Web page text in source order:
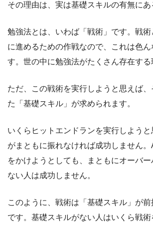
その理由は、実は基礎スキルの有無にあ
勉強法とは、いわば「戦術」です。戦術
に進めるための作戦なので、これは色ん
す。世の中に勉強法がたくさん存在する
ただ、この戦術を実行しようと思えば
た「基礎スキル」が求められます。
いくらヒットエンドランを実行しようと
がまともに振れなければ成功しません
をかけようとしても、まともにオーバ
ない人は成功しません。
このように、戦術は「基礎スキル」が
です。基礎スキルがない人はいくら戦